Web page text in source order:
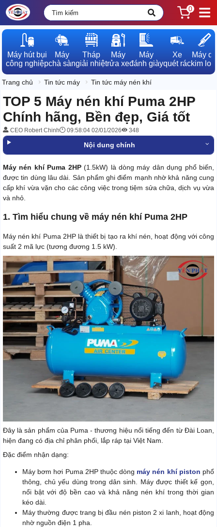
0
Máy hút bụi
công nghiệp
Máy
chà sàn
Tháp
giải nhiệt
Máy
rửa xe
Máy
đánh giày
Xe
quét rác
Máy dò
kim loại
Trang chủ Tin tức máy Tin tức máy nén khí
TOP 5 Máy nén khí Puma 2HP
Chính hãng, Bền đẹp, Giá tốt
CEO Robert Chinh 09:58:04 02/01/2026 348
Nội dung chính
Máy nén khí Puma 2HP(1.5kW) là dòng máy dân dụng phổ biến,
được tin dùng lâu dài. Sản phẩm ghi điểm mạnh nhờ khả năng cung
cấp khí vừa vặn cho các công việc trong tiệm sửa chữa, dịch vụ vừa
và nhỏ.
1. Tìm hiểu chung về máy nén khí Puma 2HP
Máy nén khí Puma 2HP là thiết bị tạo ra khí nén, hoạt động với công
suất 2 mã lực (tương đương 1.5 kW).
Đây là sản phẩm của Puma - thương hiệu nổi tiếng đến từ Đài Loan,
hiện đang có địa chỉ phân phối, lắp ráp tại Việt Nam.
Đặc điểm nhận dạng:
Máy bơm hơi Puma 2HP thuộc dòng máy nén khí piston phổ
thông, chủ yếu dùng trong dân sinh. Máy được thiết kế gọn,
nổi bật với độ bền cao và khả năng nén khí trong thời gian
kéo dài.
Máy thường được trang bị đầu nén piston 2 xi lanh, hoạt động
nhờ nguồn điện 1 pha.